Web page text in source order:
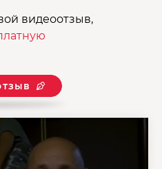
видеоотзыв,